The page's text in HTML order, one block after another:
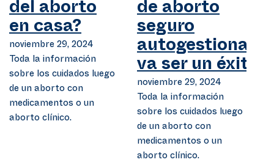
del aborto
en casa?
noviembre 29, 2024
Toda la información
sobre los cuidados luego
de un aborto con
medicamentos o un
aborto clínico.
de aborto
seguro
autogestionado
va ser un éxito?
noviembre 29, 2024
Toda la información
sobre los cuidados luego
de un aborto con
medicamentos o un
aborto clínico.